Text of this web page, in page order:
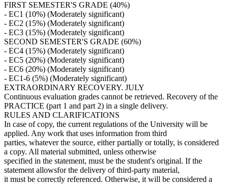
FIRST SEMESTER'S GRADE (40%)
- EC1 (10%) (Moderately significant)
- EC2 (15%) (Moderately significant)
- EC3 (15%) (Moderately significant)
SECOND SEMESTER'S GRADE (60%)
- EC4 (15%) (Moderately significant)
- EC5 (20%) (Moderately significant)
- EC6 (20%) (Moderately significant)
- EC1-6 (5%) (Moderately significant)
EXTRAORDINARY RECOVERY. JULY
Continuous evaluation grades cannot be retrieved. Recovery of the
PRACTICE (part 1 and part 2) in a single delivery.
RULES AND CLARIFICATIONS
In case of copy, the current regulations of the University will be
applied. Any work that uses information from third
parties, whatever the source, either partially or totally, is considered
a copy. All material submitted, unless otherwise
specified in the statement, must be the student's original. If the
statement allowsfor the delivery of third-party material,
it must be correctly referenced. Otherwise, it will be considered a